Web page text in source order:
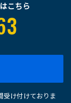
こちら
受け付けておりま